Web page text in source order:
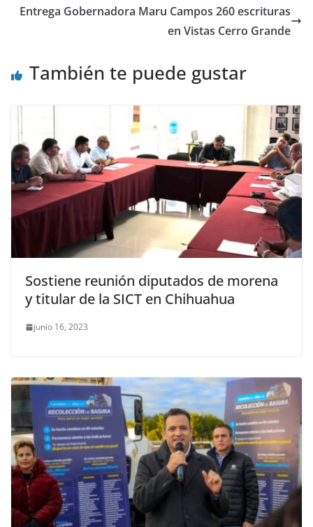
Entrega Gobernadora Maru Campos 260 escrituras
en Vistas Cerro Grande
También te puede gustar
Sostiene reunión diputados de morena
y titular de la SICT en Chihuahua
junio 16, 2023